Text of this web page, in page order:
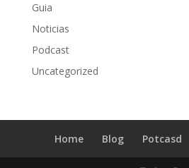
Guia
Noticias
Podcast
Uncategorized
Home Blog Potcasd